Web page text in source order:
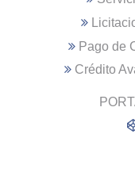
Pago de
Crédito